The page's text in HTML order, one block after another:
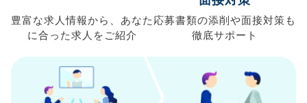
豊富な求人情報から、 あなた
に合った求人を ご紹介
応募書類の添削や面接対策も
徹底サポート